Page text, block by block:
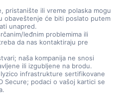
pristanište ili vreme polaska mogu
obaveštenje će biti poslato putem
unapred.
leđnim problemima ili
da nas kontaktiraju pre
naša kompanija ne snosi
ili izgubljene na brodu.
infrastrukture sertifikovane
Secure; podaci o vašoj kartici se